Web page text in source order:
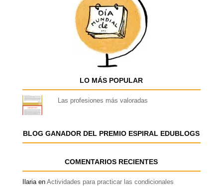
LO MÁS POPULAR
Las profesiones más valoradas
BLOG GANADOR DEL PREMIO ESPIRAL EDUBLOGS
COMENTARIOS RECIENTES
Ilariaen Actividades para practicar las condicionales